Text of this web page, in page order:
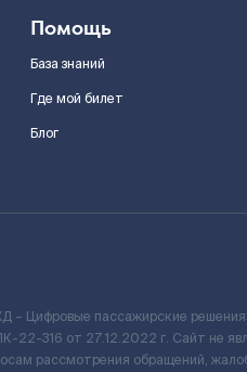
Помощь
База знаний
Где мой билет
Блог
Цифровые пассажирские
316 от 27.12.2022 г. Сайт не
рассмотрения обращений,